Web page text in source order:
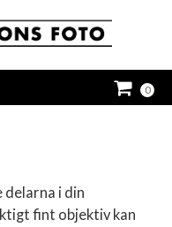
0
delarna i din
fint objektiv kan